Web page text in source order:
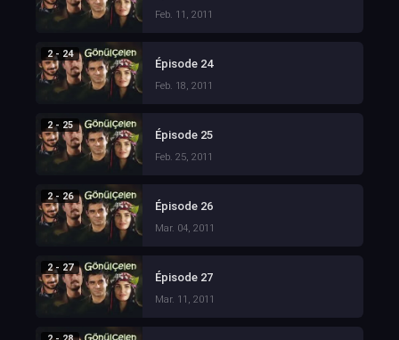
Feb. 11, 2011
2 - 24
Épisode 24
Feb. 18, 2011
2 - 25
Épisode 25
Feb. 25, 2011
2 - 26
Épisode 26
Mar. 04, 2011
2 - 27
Épisode 27
Mar. 11, 2011